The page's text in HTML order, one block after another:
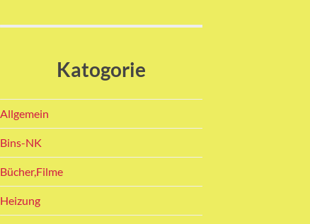
Katogorie
Allgemein
Bins-NK
Bücher,Filme
Heizung